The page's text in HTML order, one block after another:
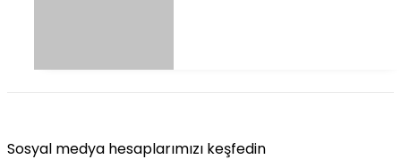
Sosyal medya hesaplarımızı keşfedin